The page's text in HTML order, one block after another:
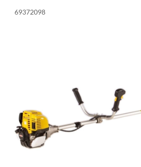
69372098